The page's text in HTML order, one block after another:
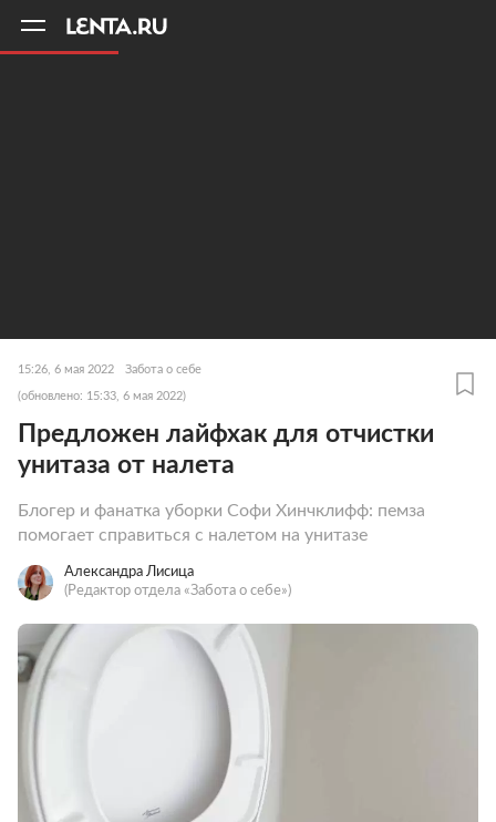
15:26, 6 мая 2022 Забота о себе
(обновлено: 15:33, 6 мая 2022)
Предложен лайфхак для отчистки
унитаза от налета
Блогер и фанатка уборки Софи Хинчклифф: пемза
помогает справиться с налетом на унитазе
Александра Лисица
(Редактор отдела «Забота о себе»)